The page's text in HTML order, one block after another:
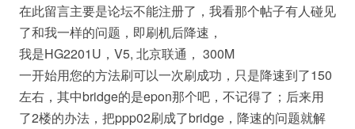
在此留言主要是论坛不能注册了，我看那个帖子有人碰见
了和我一样的问题，即刷机后降速，
我是HG2201U，V5, 北京联通， 300M
一开始用您的方法刷可以一次刷成功，只是降速到了150
左右，其中bridge的是epon那个吧，不记得了；后来用
了2楼的办法，把ppp02刷成了bridge，降速的问题就解